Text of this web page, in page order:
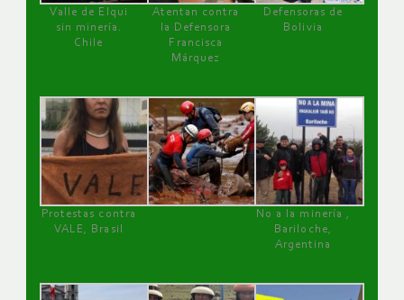
Valle de Elqui
sin minería.
Chile
Atentan contra
la Defensora
Francisca
Márquez
Defensoras de
Bolivia
Protestas contra
VALE, Brasil
No a la minería ,
Bariloche,
Argentina